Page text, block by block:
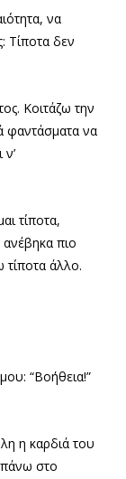
να
Τίποτα δεν
Κοιτάζω την
φαντάσματα να
τίποτα,
πιο
άλλο.
“Βοήθεια!”
η καρδιά του
στο